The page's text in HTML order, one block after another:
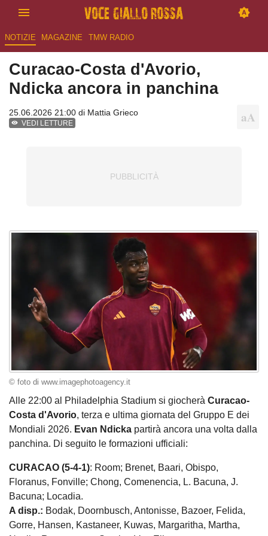
NOTIZIE MAGAZINE TMW RADIO
Curacao-Costa d'Avorio,
Ndicka ancora in panchina
25.06.2026 21:00 di Mattia Grieco
VEDI LETTURE
© foto di www.imagephotoagency.it
Alle 22:00 al Philadelphia Stadium si giocherà Curacao-
Costa d'Avorio, terza e ultima giornata del Gruppo E dei
Mondiali 2026. Evan Ndicka partirà ancora una volta dalla
panchina. Di seguito le formazioni ufficiali:
CURACAO (5-4-1): Room; Brenet, Baari, Obispo,
Floranus, Fonville; Chong, Comenencia, L. Bacuna, J.
Bacuna; Locadia.
A disp.: Bodak, Doornbusch, Antonisse, Bazoer, Felida,
Gorre, Hansen, Kastaneer, Kuwas, Margaritha, Martha,